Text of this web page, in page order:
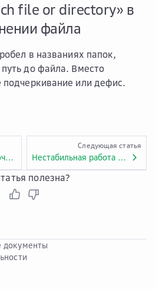
file or directory» в
файла
в названиях папок,
до файла. Вместо
подчеркивание или дефис.
Проблемы с подключением по SSH к Jupyter Server
Следующая статья
Нестабильная работа терминала Jupyter Server из Яндекс.Браузера
полезна?
документы